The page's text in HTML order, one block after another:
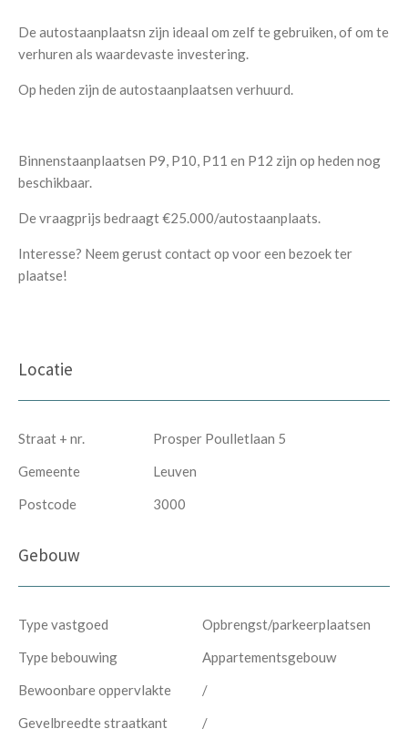
De autostaanplaatsn zijn ideaal om zelf te gebruiken, of om te
verhuren als waardevaste investering.
Op heden zijn de autostaanplaatsen verhuurd.
Binnenstaanplaatsen P9, P10, P11 en P12 zijn op heden nog
beschikbaar.
De vraagprijs bedraagt €25.000/autostaanplaats.
Interesse? Neem gerust contact op voor een bezoek ter
plaatse!
Locatie
Straat + nr.
Prosper Poulletlaan 5
Gemeente
Leuven
Postcode
3000
Gebouw
Type vastgoed
Opbrengst/parkeerplaatsen
Type bebouwing
Appartementsgebouw
Bewoonbare oppervlakte
/
Gevelbreedte straatkant
/